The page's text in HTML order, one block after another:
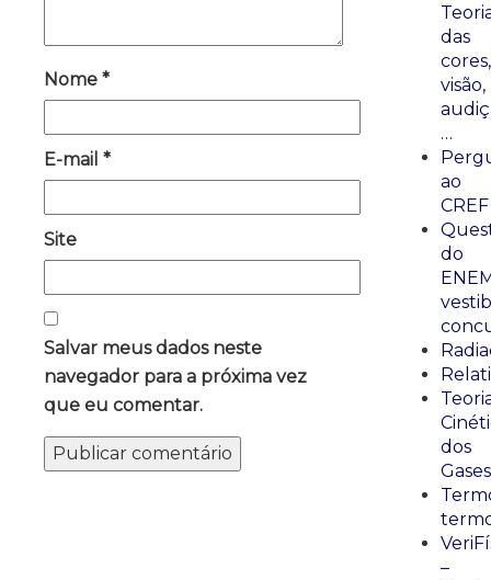
Nome *
E-mail *
Site
Salvar meus dados neste
navegador para a próxima vez
que eu comentar.
das
cores,
visão,
…
ao
CREF
do
dos
Gases
–